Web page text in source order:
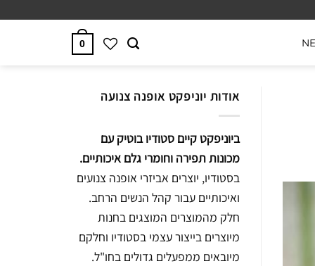
0
אודות יוניפקט אופנה צנועה
ביוניפקט קיים סטודיו בוטיק עם
מכונות תפירה וחומרי גלם איכותיים.
בסטודיו, יוצרים אביזרי אופנה צנועים
ואיכותיים עבור קהל הנשים הרחב.
חלק מהמוצרים המוצגים בחנות
מיוצרים בייצור עצמי בסטודיו וחלקם
מיובאים ממפעלים גדולים בחו"ל.